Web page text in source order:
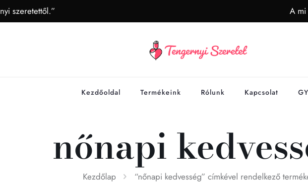
szeretettől.” A mi
Kezdőoldal Termékeink Rólunk Kapcsolat
nőnapi
Kezdőlap “nőnapi kedvesség” címkével rendelkező